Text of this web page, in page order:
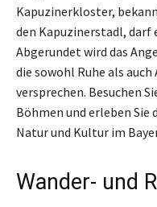
Kapuzinerkloster,
den Kapuzinerstadl,
Abgerundet wird das
die sowohl Ruhe als
versprechen. Besuchen
Böhmen und erleben Sie
Natur und Kultur im
Wander- und